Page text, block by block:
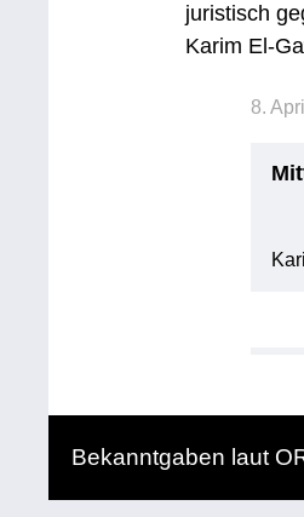
juristisch
Karim El-
8.
Bekanntgaben laut